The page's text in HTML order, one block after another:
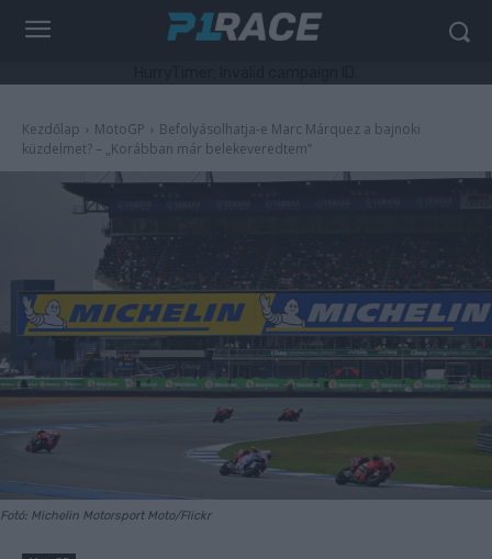
Kezdőlap MotoGP
Befolyásolhatja-e Marc Márquez a bajnoki
küzdelmet? – „Korábban már belekeveredtem”
Fotó: Michelin Motorsport Moto/Flickr